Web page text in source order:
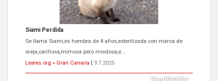
ADOPCIÓN URGENTE GATA TEROR GRAN CANARIA
El ayuntamiento se va a llevar a Los Gatos callejeros de la zona los
próximos días, ella incluida...
Leales.org » Gran Canaria
9.7.2025